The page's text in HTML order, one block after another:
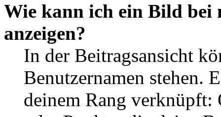
Wie kann ich ein Bild bei
anzeigen?
In der Beitragsansicht
Benutzernamen stehen.
deinem Rang verknüpft: